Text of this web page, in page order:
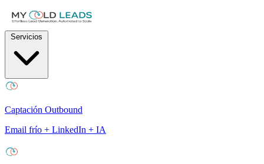
Captación Outbound
Email frío + LinkedIn + IA